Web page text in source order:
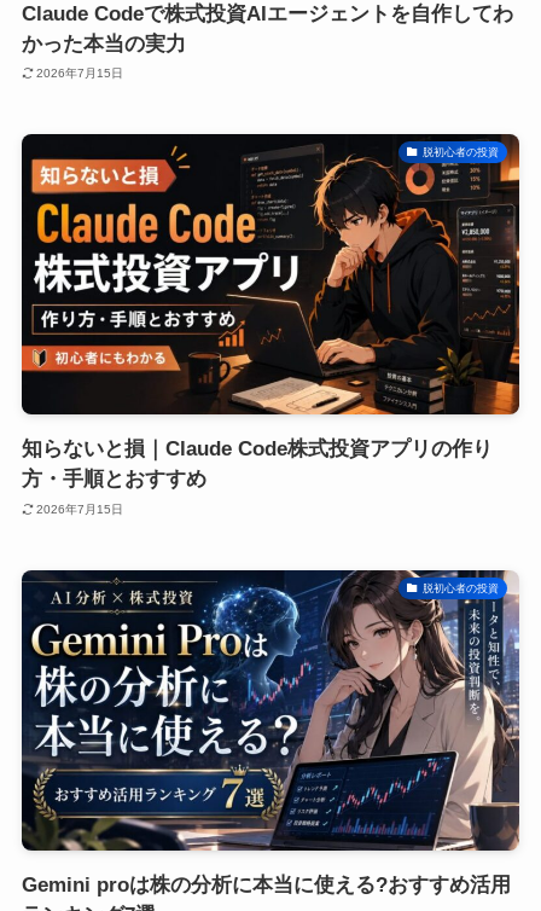
Claude Codeで株式投資AIエージェントを自作してわ
かった本当の実力
2026年7月15日
脱初心者の投資
知らないと損｜Claude Code株式投資アプリの作り
方・手順とおすすめ
2026年7月15日
脱初心者の投資
Gemini proは株の分析に本当に使える?おすすめ活用